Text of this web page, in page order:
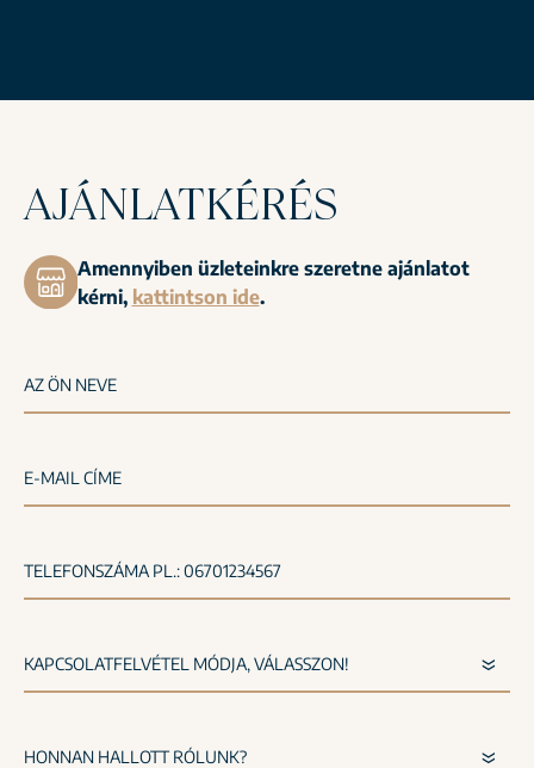
AJÁNLATKÉRÉS
Amennyiben üzleteinkre szeretne ajánlatot
kérni, kattintson ide.
AZ ÖN NEVE
E-MAIL CÍME
TELEFONSZÁMA PL.: 06701234567